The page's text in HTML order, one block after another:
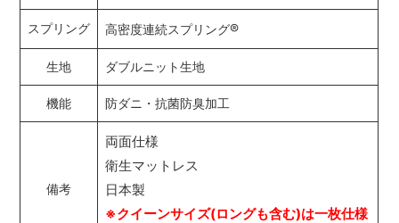
スプリング 高密度連続スプリング®
生地 ダブルニット生地
機能 防ダニ・抗菌防臭加工
備考
両面仕様
衛生マットレス
日本製
※クイーンサイズ(ロングも含む)は一枚仕様